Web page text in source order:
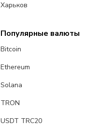
Харьков
Популярные валюты
Bitcoin
Ethereum
Solana
TRON
USDT TRC20